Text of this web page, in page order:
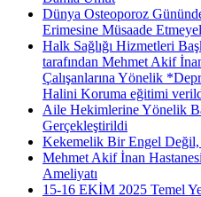
Dünya Osteoporoz
Erimesine Müsaade
Halk Sağlığı Hizmetleri
tarafından Mehmet Akif
Çalışanlarına Yönelik
Halini Koruma eğitimi
Aile Hekimlerine Yönelik
Gerçekleştirildi
Kekemelik Bir Engel
Mehmet Akif İnan
Ameliyatı
15-16 EKİM 2025 Temel